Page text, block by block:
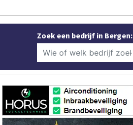
Zoek een bedrijf in Bergen: